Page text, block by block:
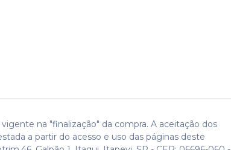
na "finalização" da compra. A aceitação dos
a partir do acesso e uso das páginas deste